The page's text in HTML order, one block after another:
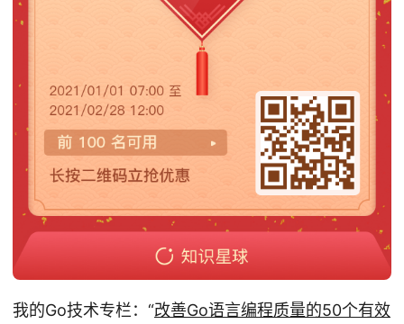
我的Go技术专栏：“改善Go语⾔编程质量的50个有效